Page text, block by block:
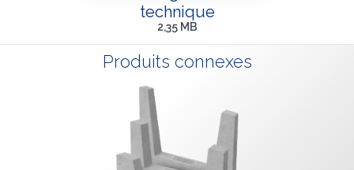
technique
2,35 MB
Produits connexes
QUE FAITES-VOUS?*